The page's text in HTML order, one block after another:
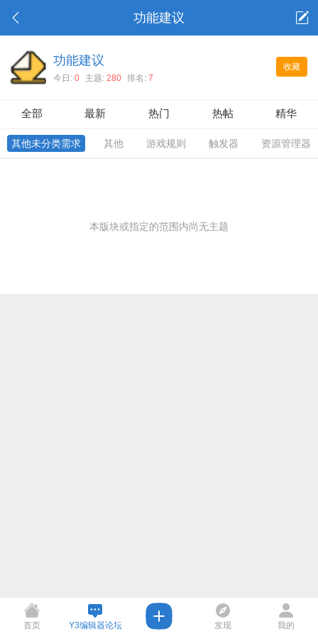
功能建议
收藏
功能建议
今日: 0 主题: 280 排名: 7
全部 最新 热门 热帖 精华
其他未分类需求 其他 游戏规则 触发器 资源管理器
本版块或指定的范围内尚无主题
首页 Y3编辑器论坛 发现 我的